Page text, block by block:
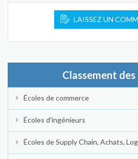
LAISSEZ UN
Classement des
Écoles de commerce
Écoles d'ingénieurs
Écoles de Supply Chain, Achats,